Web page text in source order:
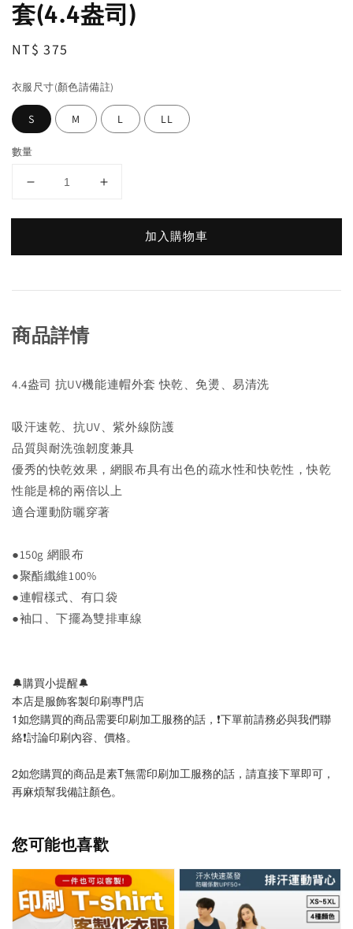
套(4.4盎司)
Regular
NT$ 375
衣服尺寸(顏色請備註)
S M L LL
數量
加入購物車
商品詳情
4.4盎司 抗UV機能連帽外套 快乾、免燙、易清洗
吸汗速乾、抗UV、紫外線防護
品質與耐洗強韌度兼具
優秀的快乾效果，網眼布具有出色的疏水性和快乾性，快乾
性能是棉的兩倍以上
適合運動防曬穿著
●150g 網眼布
●聚酯纖維100%
●連帽樣式、有口袋
●袖口、下擺為雙排車線
🔔購買小提醒🔔
本店是服飾客製印刷專門店
1如您購買的商品需要印刷加工服務的話，❗️下單前請務必與我們聯
絡❗️討論印刷內容、價格。
2如您購買的商品是素T無需印刷加工服務的話，請直接下單即可，
再麻煩幫我備註顏色。
您可能也喜歡